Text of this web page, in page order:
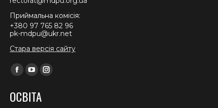
Приймальна комісія:
+380 97 765 82 96
pk-mdpu@ukr.net
Стара версія сайту
Find us on:
Facebook
opens
YouTube
opens
Instagram
ОСВІТА